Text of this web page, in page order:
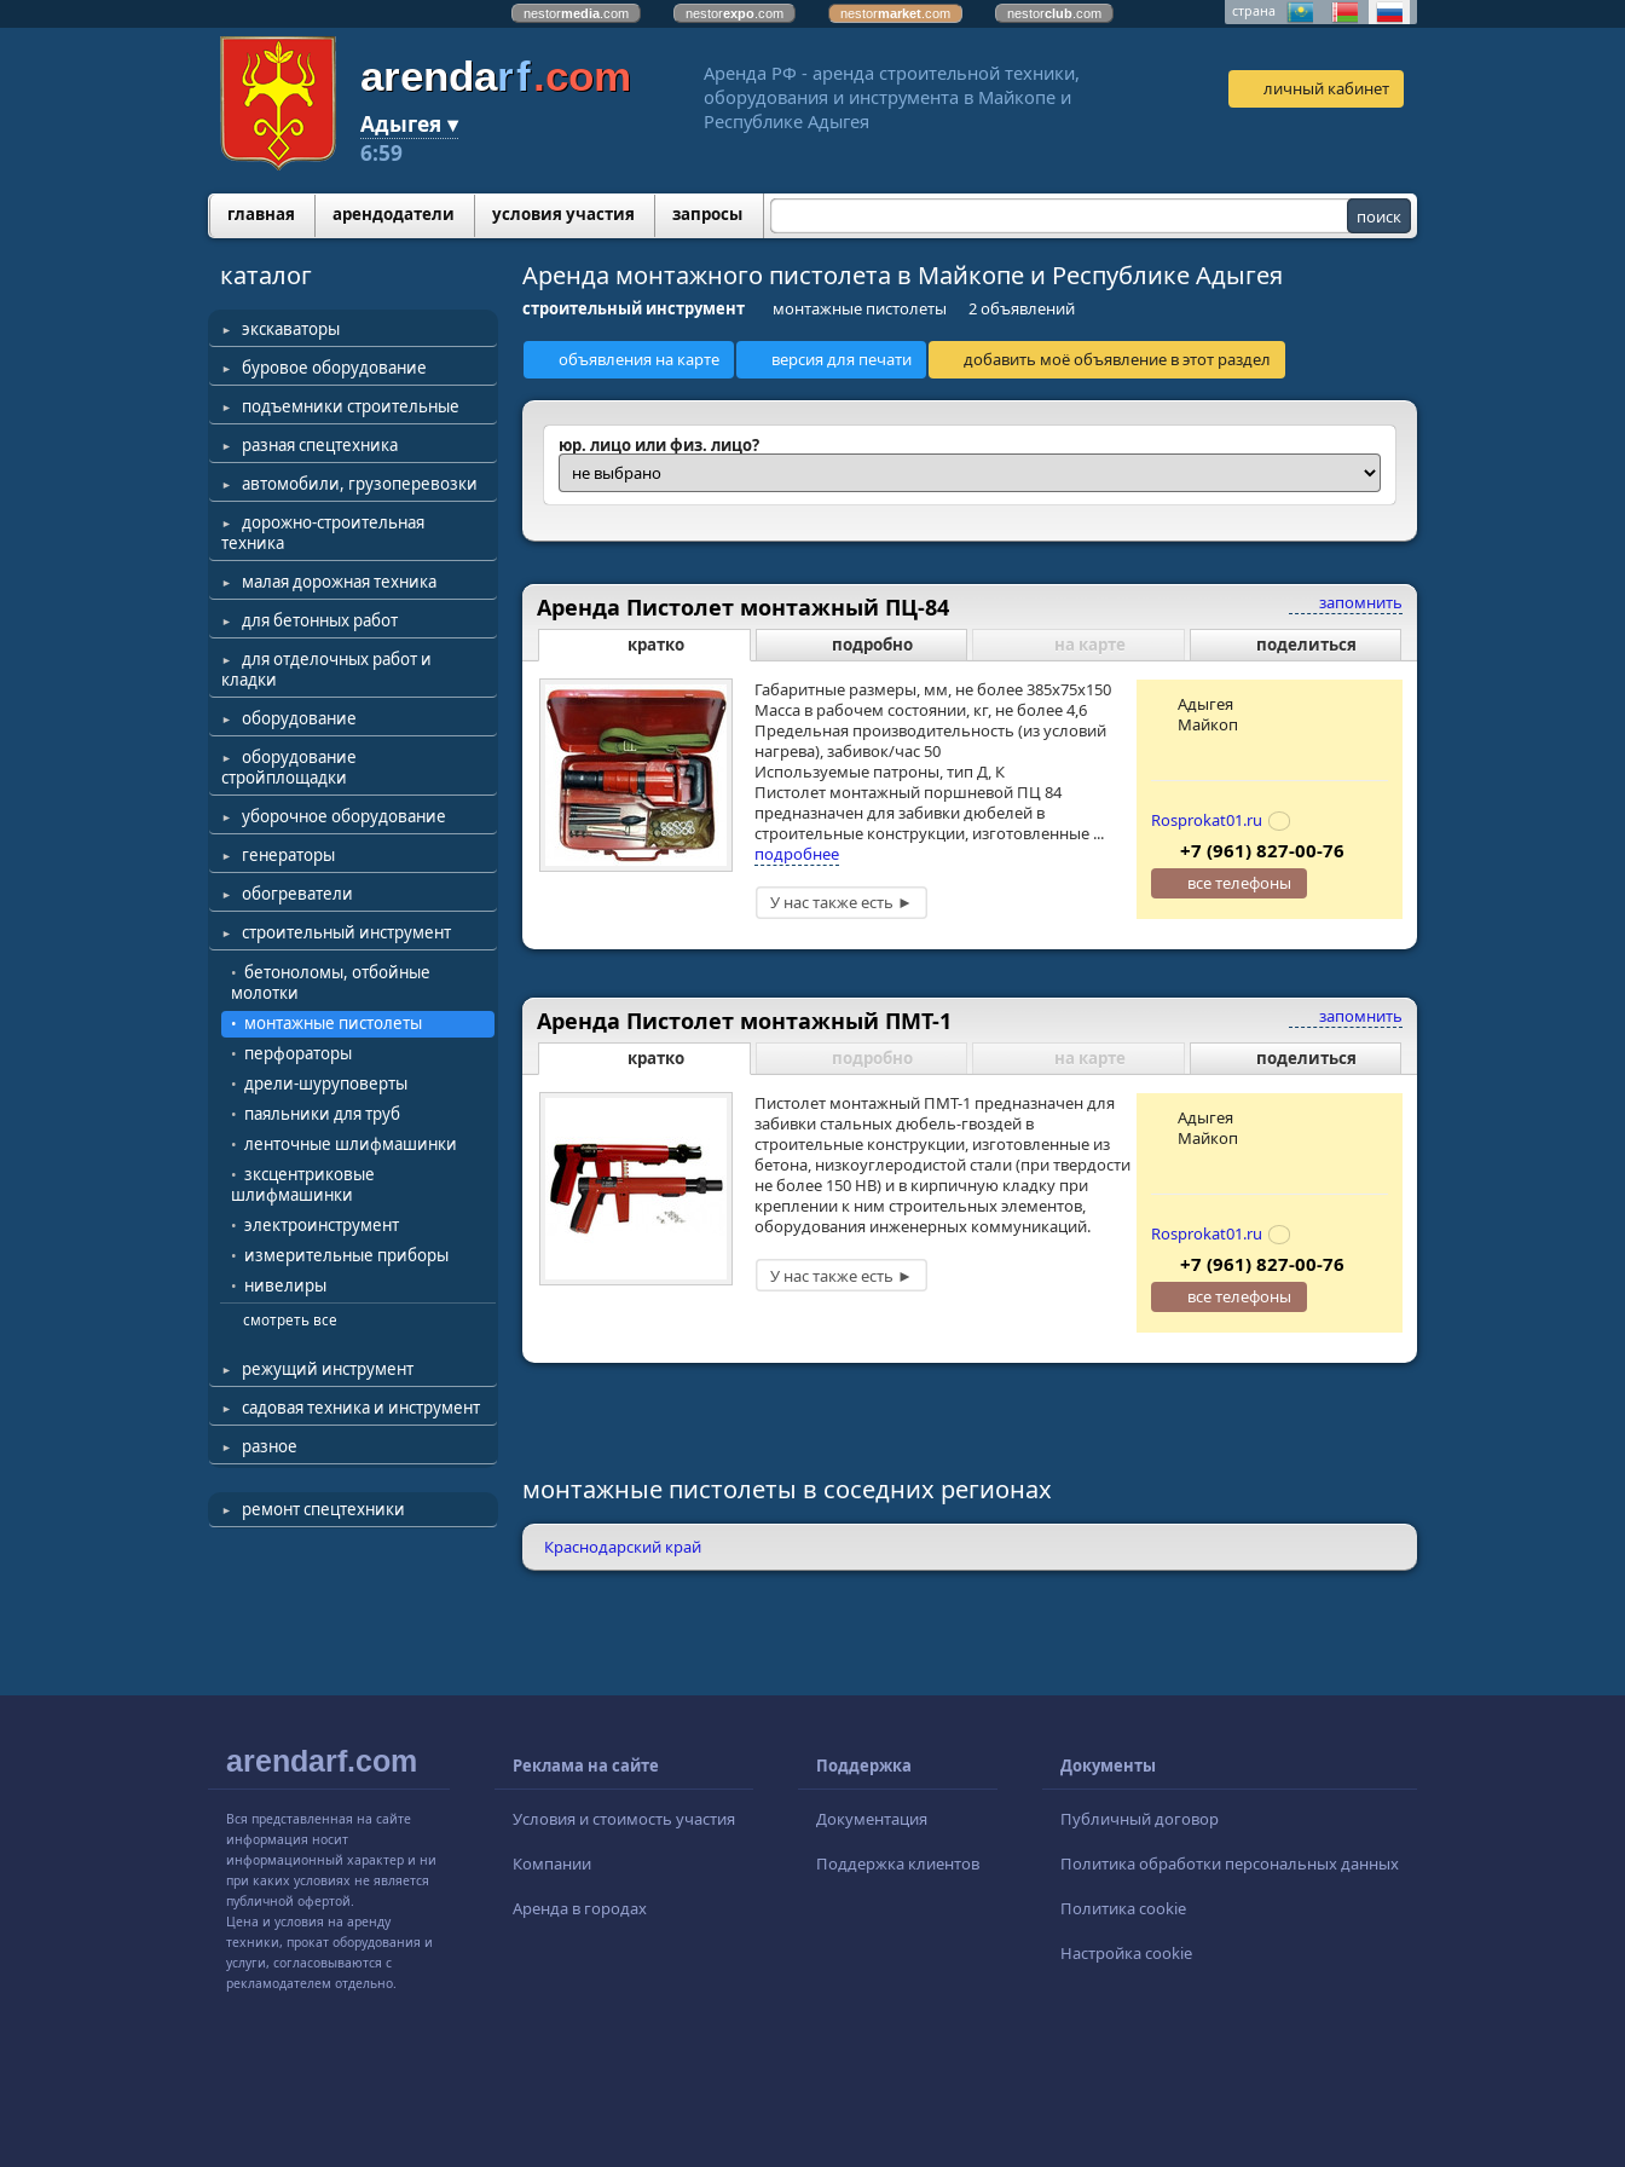
nestormedia .com nestorexpo .com nestormarket .com nestorclub .com страна
arendarf.com
Адыгея ▾
6:59
Аренда РФ - аренда строительной техники,
оборудования и инструмента в Майкопе и
Республике Адыгея
личный кабинет
главная арендодатели условия участия запросы
каталог
экскаваторы
буровое оборудование
подъемники строительные
разная спецтехника
автомобили, грузоперевозки
дорожно-строительная
техника
малая дорожная техника
для бетонных работ
для отделочных работ и
кладки
оборудование
оборудование
стройплощадки
уборочное оборудование
генераторы
обогреватели
строительный инструмент
бетоноломы, отбойные
молотки
монтажные пистолеты
перфораторы
дрели-шуруповерты
паяльники для труб
ленточные шлифмашинки
зксцентриковые
шлифмашинки
электроинструмент
измерительные приборы
нивелиры
смотреть все
режущий инструмент
садовая техника и инструмент
разное
ремонт спецтехники
Аренда монтажного пистолета в Майкопе и Республике Адыгея
строительный инструмент монтажные пистолеты 2 объявлений
объявления на карте версия для печати добавить моё объявление в этот раздел
юр. лицо или физ. лицо?
запомнить
Аренда Пистолет монтажный ПЦ-84
кратко подробно на карте поделиться
Габаритные размеры, мм, не более 385х75х150
Масса в рабочем состоянии, кг, не более 4,6
Предельная производительность (из условий
нагрева), забивок/час 50
Используемые патроны, тип Д, К
Пистолет монтажный поршневой ПЦ 84
предназначен для забивки дюбелей в
строительные конструкции, изготовленные ...
подробнее
Адыгея
Майкоп
Rosprokat01.ru
+7 (961) 827-00-76
все телефоны
запомнить
Аренда Пистолет монтажный ПМТ-1
кратко подробно на карте поделиться
Пистолет монтажный ПМТ-1 предназначен для
забивки стальных дюбель-гвоздей в
строительные конструкции, изготовленные из
бетона, низкоуглеродистой стали (при твердости
не более 150 НВ) и в кирпичную кладку при
креплении к ним строительных элементов,
оборудования инженерных коммуникаций.
Адыгея
Майкоп
Rosprokat01.ru
+7 (961) 827-00-76
все телефоны
монтажные пистолеты в соседних регионах
Краснодарский край
arendarf.com
Вся представленная на сайте
информация носит
информационный характер и ни
при каких условиях не является
публичной офертой.
Цена и условия на аренду
техники, прокат оборудования и
услуги, согласовываются с
рекламодателем отдельно.
Реклама на сайте
Условия и стоимость участия
Компании
Аренда в городах
Поддержка
Документация
Поддержка клиентов
Документы
Публичный договор
Политика обработки персональных данных
Политика cookie
Настройка cookie